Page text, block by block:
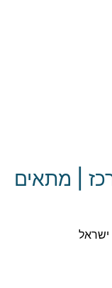
| מתאים
ישראל